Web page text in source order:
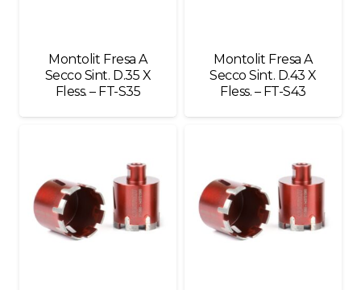
Montolit Fresa A
Secco Sint. D.35 X
Fless. – FT-S35
Montolit Fresa A
Secco Sint. D.43 X
Fless. – FT-S43